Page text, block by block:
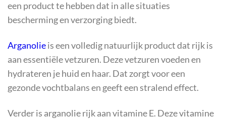
een product te hebben dat in alle situaties
bescherming en verzorging biedt.
Arganolieis een volledig natuurlijk product dat rijk is
aan essentiële vetzuren. Deze vetzuren voeden en
hydrateren je huid en haar. Dat zorgt voor een
gezonde vochtbalans en geeft een stralend effect.
Verder is arganolie rijk aan vitamine E. Deze vitamine